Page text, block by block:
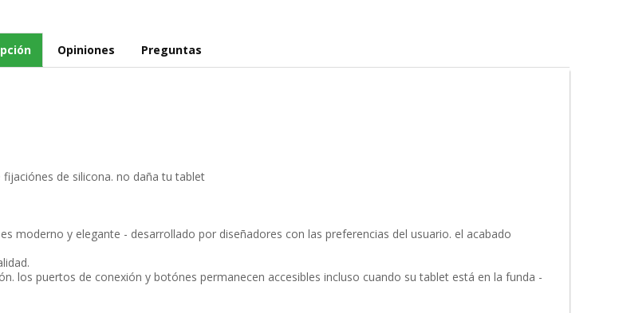
Opiniones Preguntas
de silicona. no daña tu tablet
moderno y elegante - desarrollado por diseñadores con las preferencias del usuario. el acabado
los puertos de conexión y botónes permanecen accesibles incluso cuando su tablet está en la funda -